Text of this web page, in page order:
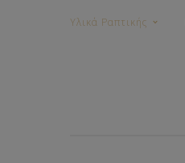
Υλικά Ραπτικής